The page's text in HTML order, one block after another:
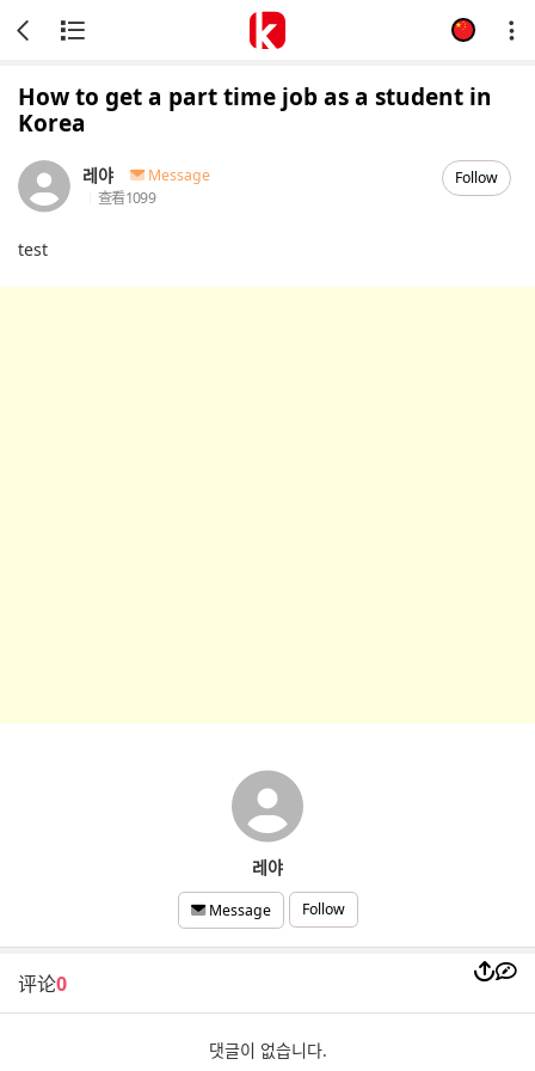
How to get a part time job as a student in
Korea
레야
Message
查看1099
Follow
test
레야
Message Follow
评论0
댓글이 없습니다.